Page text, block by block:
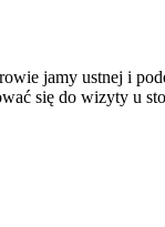
jamy ustnej i
się do wizyty u